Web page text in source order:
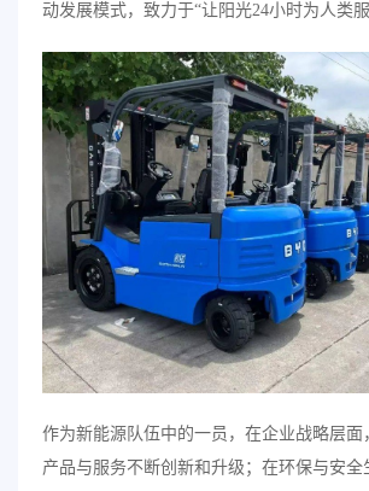
动发展模式，致力于“让阳光24小时为人类服
作为新能源队伍中的一员，在企业战略层面
产品与服务不断创新和升级；在环保与安全